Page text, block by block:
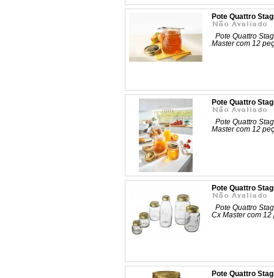
Pote Quattro
Pote Quattro
Master com 12
Pote Quattro
Pote Quattro
Master com 12
Pote Quattro
Pote Quattro
Cx Master com 12
Pote Quattro